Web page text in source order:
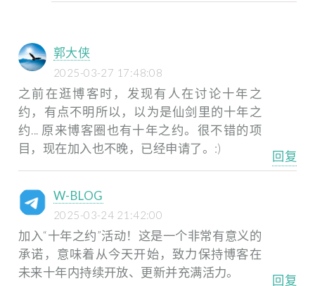
郭大侠
2025-03-27 17:48:08
之前在逛博客时，发现有人在讨论十年之
约，有点不明所以，以为是仙剑里的十年之
约... 原来博客圈也有十年之约。很不错的项
目，现在加入也不晚，已经申请了。:)
回复
W-BLOG
2025-03-24 21:42:00
加入“十年之约”活动！这是一个非常有意义的
承诺，意味着从今天开始，致力保持博客在
未来十年内持续开放、更新并充满活力。
回复